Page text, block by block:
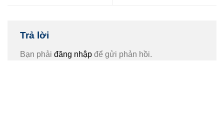
Trả lời
Bạn phải đăng nhập để gửi phản hồi.